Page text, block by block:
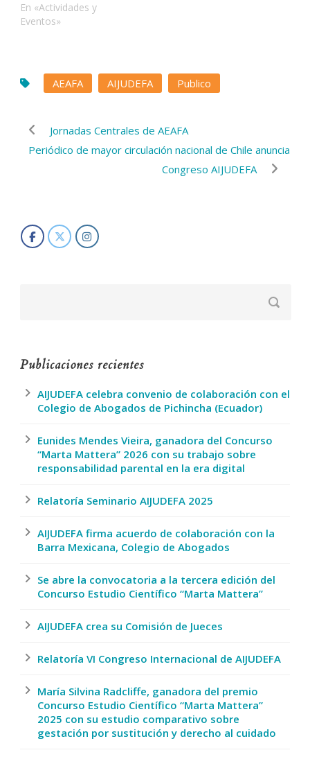
En «Actividades y
Eventos»
AEAFA AIJUDEFA Publico
Jornadas Centrales de AEAFA
Periódico de mayor circulación nacional de Chile anuncia
Congreso AIJUDEFA
Publicaciones recientes
AIJUDEFA celebra convenio de colaboración con el
Colegio de Abogados de Pichincha (Ecuador)
Eunides Mendes Vieira, ganadora del Concurso
“Marta Mattera” 2026 con su trabajo sobre
responsabilidad parental en la era digital
Relatoría Seminario AIJUDEFA 2025
AIJUDEFA firma acuerdo de colaboración con la
Barra Mexicana, Colegio de Abogados
Se abre la convocatoria a la tercera edición del
Concurso Estudio Científico “Marta Mattera”
AIJUDEFA crea su Comisión de Jueces
Relatoría VI Congreso Internacional de AIJUDEFA
María Silvina Radcliffe, ganadora del premio
Concurso Estudio Científico “Marta Mattera”
2025 con su estudio comparativo sobre
gestación por sustitución y derecho al cuidado